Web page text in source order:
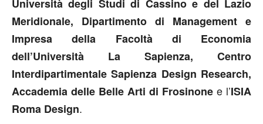
Università degli Studi di Cassino e del Lazio
Meridionale, Dipartimento di Management e
Impresa della Facoltà di Economia
dell’Università La Sapienza, Centro
Interdipartimentale Sapienza Design Research,
Accademia delle Belle Arti di Frosinone e l’ISIA
Roma Design.